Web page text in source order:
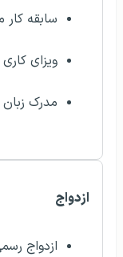
سابقه کار
ویزای کاری
مدرک زبان
ازدواج
ازدواج